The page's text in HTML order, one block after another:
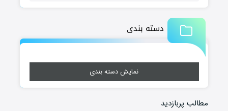
دسته بندی
نمایش دسته بندی
مطالب پربازدید